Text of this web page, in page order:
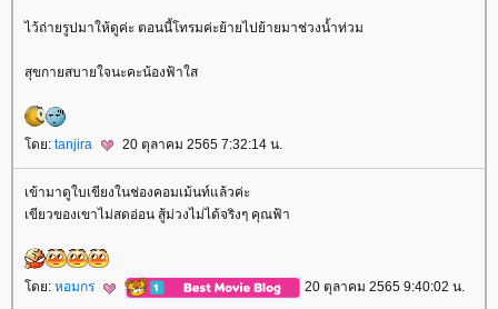
ไว้ถ่ายรูปมาให้ดูค่ะ ตอนนี้โทรมค่ะย้ายไปย้ายมาช่วงน้ำท่วม
สุขกายสบายใจนะคะน้องฟ้าใส
ดย: tanjira 20 ตุลาคม 2565 7:32:14 น.
เข้ามาดูใบเขียงในช่องคอมเม้นท์แล้วค่ะ
เขียวของเขาไม่สดอ่อน สู้ม่วงไม่ได้จริงๆ คุณฟ้า
ดย: หอมกร 20 ตุลาคม 2565 9:40:02 น.